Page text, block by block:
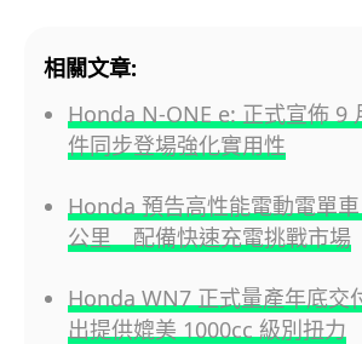
相關文章:
Honda N-ONE e: 正式宣佈 9
件同步登場強化實用性
Honda 預告高性能電動電單
公里 配備快速充電挑戰市場
Honda WN7 正式量產年底交
出提供媲美 1000cc 級別扭力